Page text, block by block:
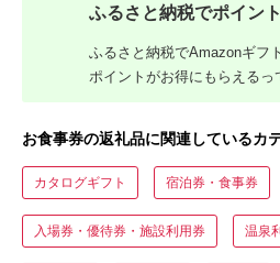
ふるさと納税でポイン
ふるさと納税でAmazonギフ
ポイントがお得にもらえるっ
お食事券の返礼品に関連しているカ
カタログギフト 宿泊券・食事券
入場券・優待券・施設利用券 温泉